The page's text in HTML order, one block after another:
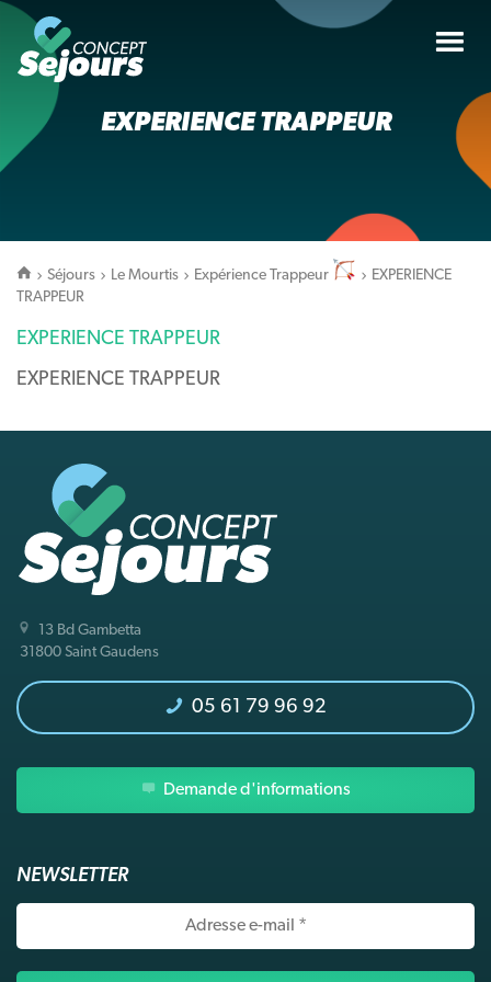
EXPERIENCE TRAPPEUR
Séjours Le Mourtis Expérience Trappeur
EXPERIENCE
TRAPPEUR
EXPERIENCE TRAPPEUR
EXPERIENCE TRAPPEUR
13 Bd Gambetta
31800 Saint Gaudens
05 61 79 96 92
Demande d'informations
NEWSLETTER